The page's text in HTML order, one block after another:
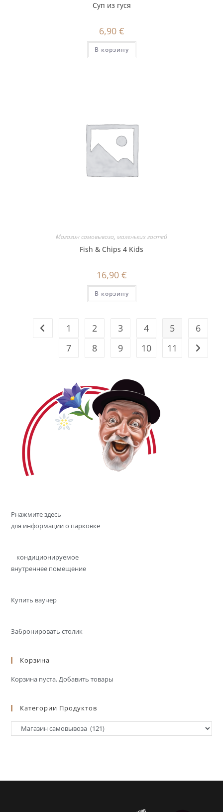
Суп из гуся
6,90 €
В корзину
Магазин самовывоза, маленьких гостей
Fish & Chips 4 Kids
16,90 €
В корзину
1 2 3 4 5
6
7
8 9 10 11
Pнажмите здесь
для информации о парковке
кондиционируемое
внутреннее помещение
Купить ваучер
Забронировать столик
Корзина
Корзина пуста. Добавить товары
Категории Продуктов